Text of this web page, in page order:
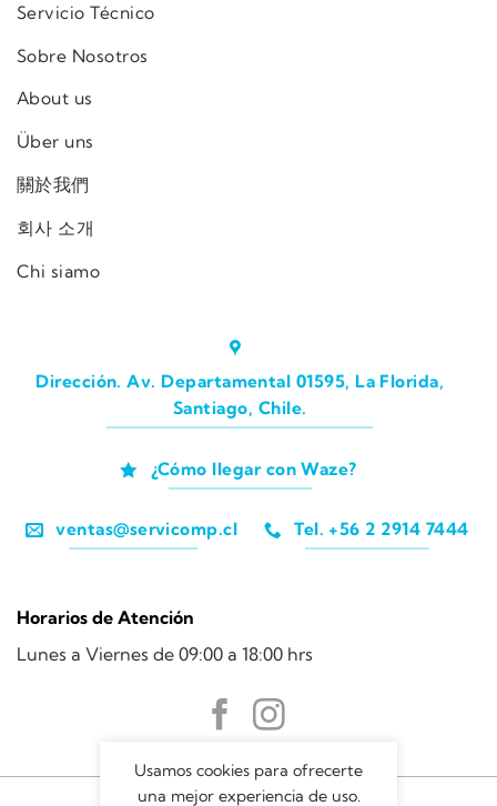
Servicio Técnico
Sobre Nosotros
About us
Über uns
關於我們
회사 소개
Chi siamo
Dirección. Av. Departamental 01595, La Florida,
Santiago, Chile.
¿Cómo llegar con Waze?
ventas@servicomp.cl Tel. +56 2 2914 7444
Horarios de Atención
Lunes a Viernes de 09:00 a 18:00 hrs
Usamos cookies para ofrecerte
una mejor experiencia de uso.